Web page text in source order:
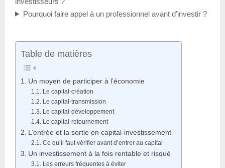
Pourquoi faire appel à un professionnel avant d’investir ?
Table de matières
Un moyen de participer à l’économie
Le capital-création
Le capital-transmission
Le capital-développement
Le capital-retournement
L’entrée et la sortie en capital-investissement
Ce qu’il faut vérifier avant d’entrer au capital
Un investissement à la fois rentable et risqué
Les erreurs fréquentes à éviter